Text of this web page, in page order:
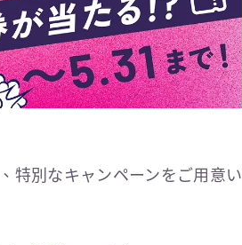
特別なキャンペーンをご用意い